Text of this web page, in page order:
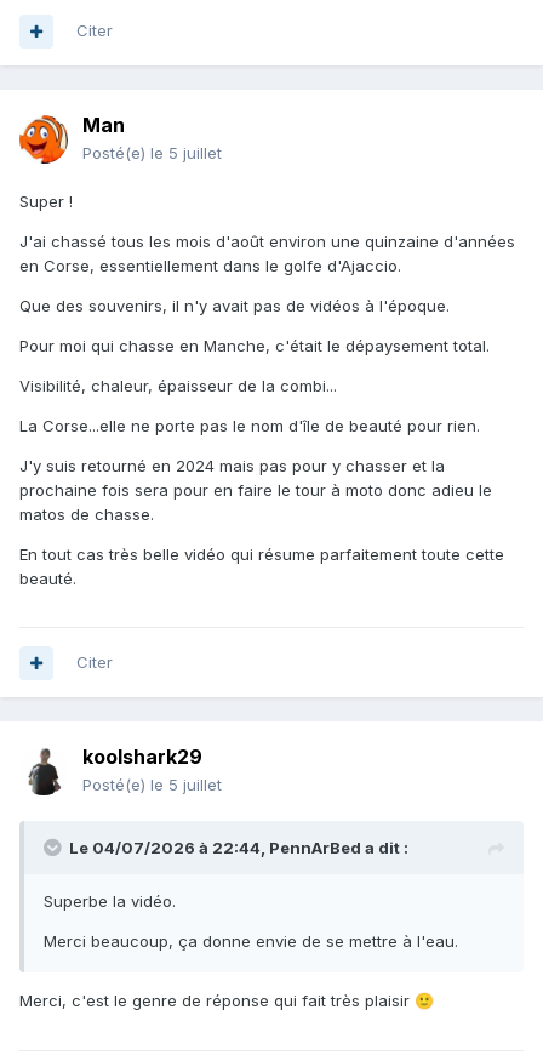
Citer
Man
Posté(e) le 5 juillet
Super !
J'ai chassé tous les mois d'août environ une quinzaine d'années
en Corse, essentiellement dans le golfe d'Ajaccio.
Que des souvenirs, il n'y avait pas de vidéos à l'époque.
Pour moi qui chasse en Manche, c'était le dépaysement total.
Visibilité, chaleur, épaisseur de la combi...
La Corse...elle ne porte pas le nom d'île de beauté pour rien.
J'y suis retourné en 2024 mais pas pour y chasser et la
prochaine fois sera pour en faire le tour à moto donc adieu le
matos de chasse.
En tout cas très belle vidéo qui résume parfaitement toute cette
beauté.
Citer
koolshark29
Posté(e) le 5 juillet
Le 04/07/2026 à 22:44, PennArBed a dit :
Superbe la vidéo.
Merci beaucoup, ça donne envie de se mettre à l'eau.
Merci, c'est le genre de réponse qui fait très plaisir 🙂